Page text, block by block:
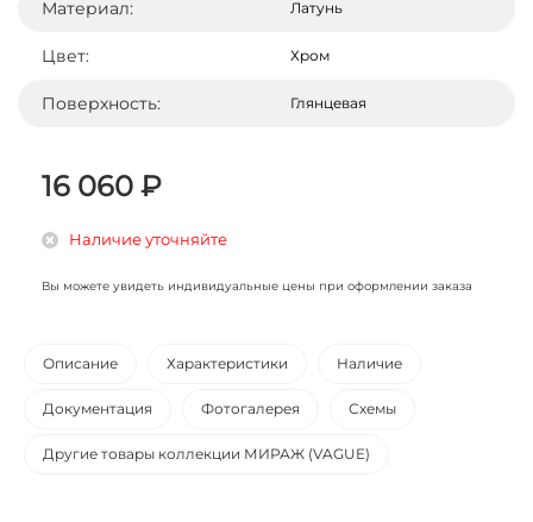
Материал: Латунь
Цвет: Хром
Поверхность: Глянцевая
16 060 ₽
Наличие уточняйте
Вы можете увидеть индивидуальные цены при оформлении заказа
Описание Характеристики Наличие
Документация Фотогалерея Схемы
Другие товары коллекции МИРАЖ (VAGUE)